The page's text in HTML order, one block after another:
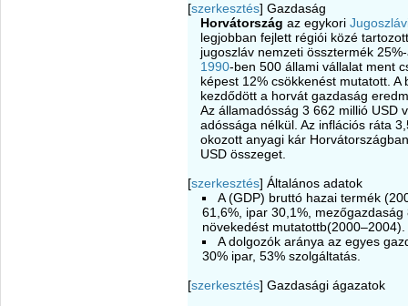
[szerkesztés] Gazdaság
Horvátország az egykori
legjobban fejlett régiói közé
jugoszláv nemzeti össztermék
1990-ben 500 állami vállalat ment
képest 12% csökkenést mutatott.
kezdődött a horvát gazdaság
Az államadósság 3 662 millió USD
adóssága nélkül. Az inflációs ráta
okozott anyagi kár
USD összeget.
[szerkesztés] Általános adatok
A (GDP) bruttó hazai termék
61,6%, ipar 30,1%,
növekedést mutatottb(2000–2004).
A dolgozók aránya az egyes
30% ipar, 53% szolgáltatás.
[szerkesztés] Gazdasági ágazatok